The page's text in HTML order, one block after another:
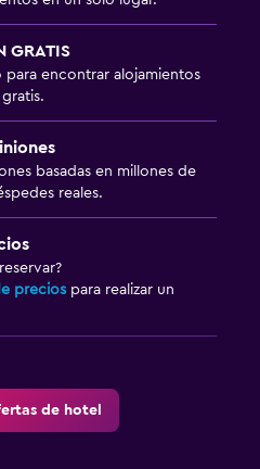
GRATIS
para encontrar alojamientos
basadas en millones de
reales.
precios para realizar un
de hotel